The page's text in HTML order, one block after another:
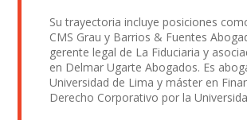
Su trayectoria incluye posiciones
CMS Grau y Barrios & Fuentes
gerente legal de La Fiduciaria y
en Delmar Ugarte Abogados. Es
Universidad de Lima y máster en
Derecho Corporativo por la